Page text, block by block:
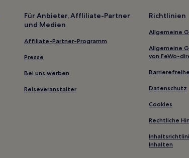
Soussac Hotels
Saint-Sulpice-De-Roumagnac
Saint-Sauveur Hotels
Für Anbieter, Affliliate-Partner
und Medien
Affiliate-Partner-Programm
Presse
Bei uns werben
Reiseveranstalter
Richtlinien
Allgemeine
Allgemeine
von FeWo-
Datenschutz
Cookies
Rechtliche
Inhalten